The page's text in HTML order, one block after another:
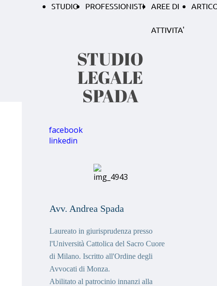
STUDIO PROFESSIONISTI AREE DI
ATTIVITA'
STUDIO
LEGALE
SPADA
facebook
linkedin
Avv. Andrea Spada
Laureato in giurisprudenza presso
l'Università Cattolica del Sacro Cuore
di Milano. Iscritto all'Ordine degli
Avvocati di Monza.
Abilitato al patrocinio innanzi alla